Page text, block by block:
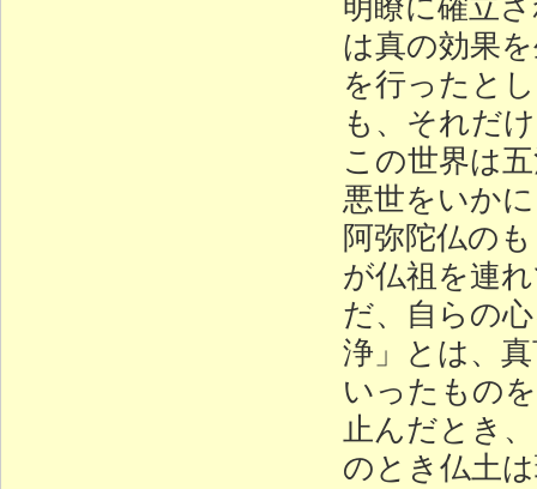
は真の効果
を行ったと
も、それだ
この世界は
悪世をいか
阿弥陀仏の
が仏祖を連
だ、自らの
浄」とは、
いったもの
止んだとき
のとき仏土